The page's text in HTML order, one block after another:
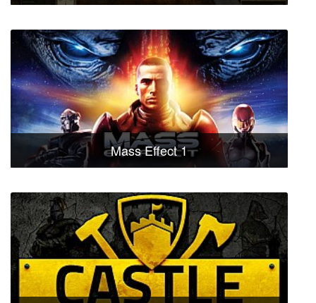
Mass Effect 1